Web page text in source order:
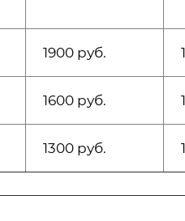
1900 руб.
1600 руб.
1300 руб.